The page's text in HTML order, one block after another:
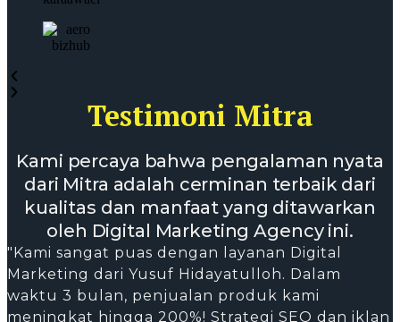
Testimoni Mitra
Kami percaya bahwa pengalaman nyata
dari Mitra adalah cerminan terbaik dari
kualitas dan manfaat yang ditawarkan
oleh Digital Marketing Agency ini.
"Kami sangat puas dengan layanan Digital
Marketing dari Yusuf Hidayatulloh. Dalam
waktu 3 bulan, penjualan produk kami
meningkat hingga 200%! Strategi SEO dan iklan